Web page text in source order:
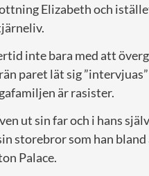
Elizabeth och
inte bara med att
paret lät sig
är rasister.
ut sin far och i hans
storebror som han
Palace.